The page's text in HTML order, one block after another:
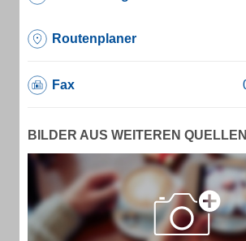
Routenplaner
Fax
BILDER AUS WEITEREN QUELLEN